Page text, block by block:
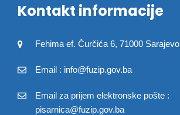
Kontakt informacije
Fehima ef. Čurčića 6, 71000 Sarajevo
Email : info@fuzip.gov.ba
Email za prijem elektronske pošte :
pisarnica@fuzip.gov.ba